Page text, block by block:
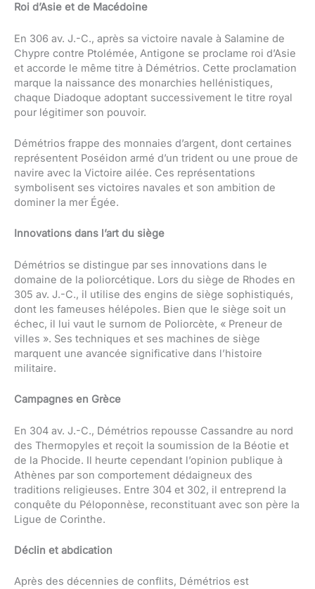
Roi d’Asie et de Macédoine
En 306 av. J.-C., après sa victoire navale à Salamine de
Chypre contre Ptolémée, Antigone se proclame roi d’Asie
et accorde le même titre à Démétrios. Cette proclamation
marque la naissance des monarchies hellénistiques,
chaque Diadoque adoptant successivement le titre royal
pour légitimer son pouvoir.
Démétrios frappe des monnaies d’argent, dont certaines
représentent Poséidon armé d’un trident ou une proue de
navire avec la Victoire ailée. Ces représentations
symbolisent ses victoires navales et son ambition de
dominer la mer Égée.
Innovations dans l’art du siège
Démétrios se distingue par ses innovations dans le
domaine de la poliorcétique. Lors du siège de Rhodes en
305 av. J.-C., il utilise des engins de siège sophistiqués,
dont les fameuses hélépoles. Bien que le siège soit un
échec, il lui vaut le surnom de Poliorcète, « Preneur de
villes ». Ses techniques et ses machines de siège
marquent une avancée significative dans l’histoire
militaire.
Campagnes en Grèce
En 304 av. J.-C., Démétrios repousse Cassandre au nord
des Thermopyles et reçoit la soumission de la Béotie et
de la Phocide. Il heurte cependant l’opinion publique à
Athènes par son comportement dédaigneux des
traditions religieuses. Entre 304 et 302, il entreprend la
conquête du Péloponnèse, reconstituant avec son père la
Ligue de Corinthe.
Déclin et abdication
Après des décennies de conflits, Démétrios est